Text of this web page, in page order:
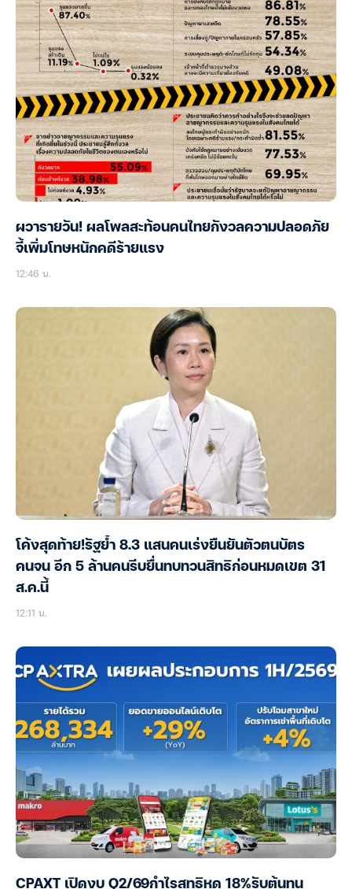
ผวารายวัน! ผลโพลสะท้อนคนไทยกังวลความปลอดภัย
จี้เพิ่มโทษหนักคดีร้ายแรง
12:46 น.
โค้งสุดท้าย!รัฐย้ำ 8.3 แสนคนเร่งยืนยันตัวตนบัตร
คนจน อีก 5 ล้านคนรีบยื่นทบทวนสิทธิก่อนหมดเขต 31
ส.ค.นี้
12:11 น.
CPAXT เปิดงบ Q2/69กำไรสุทธิหด 18%รับต้นทุน